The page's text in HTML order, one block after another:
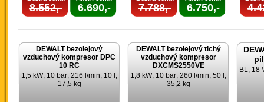
8.552,- 6.690,- 7.788,- 6.750,-
DEWALT bezolejový
vzduchový kompresor DPC
10 RC
1,5 kW; 10 bar; 216 l/min; 10 l;
17,5 kg
DEWALT bezolejový tichý
vzduchový kompresor
DXCMS2550VE
1,8 kW; 10 bar; 260 l/min; 50 l;
35,2 kg
BL; 18